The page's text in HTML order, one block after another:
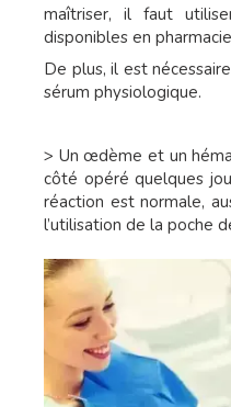
maîtriser, il faut
disponibles en
De plus, il est
sérum physiologique.
> Un œdème et un
côté opéré quelques
réaction est normale,
l’utilisation de la poche